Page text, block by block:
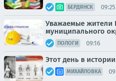
БЕРДЯНСК 09:25
Уважаемые жители
муниципального
ПОЛОГИ 09:16
Этот день в
МИХАЙЛОВКА